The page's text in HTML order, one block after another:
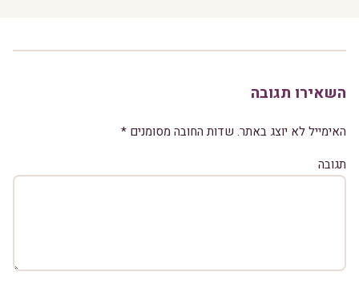
השאירו תגובה
האימייל לא יוצג באתר. שדות החובה מסומנים *
תגובה